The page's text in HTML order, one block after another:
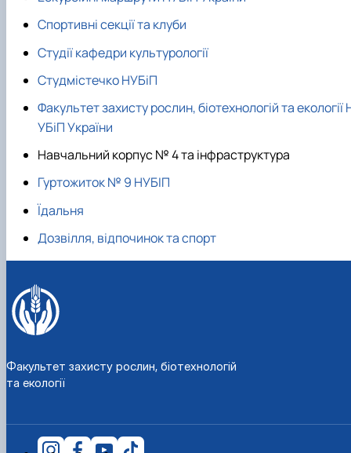
Забезпечення ОПП «Екологічний контроль
аудит»
Спортивні секції та клуби
Студії кафедри культурології
Студмістечко НУБіП
Факультет захисту рослин, біотехнологій та екології
УБіП України
Навчальний корпус № 4 та інфраструктура
Гуртожиток № 9 НУБІП
Їдальня
Дозвілля, відпочинок та спорт
Факультет захисту рослин, біотехнологій
та екології